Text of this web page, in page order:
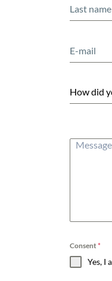
How did
Consent*
Yes, I